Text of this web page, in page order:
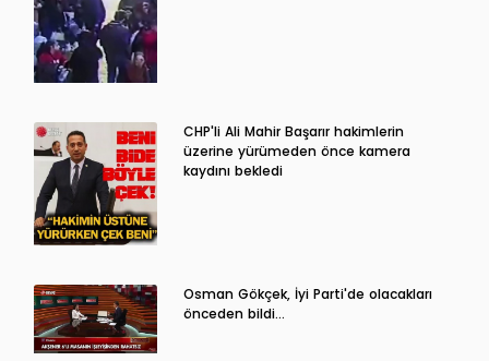
CHP'li Ali Mahir Başarır hakimlerin
üzerine yürümeden önce kamera
kaydını bekledi
Osman Gökçek, İyi Parti'de olacakları
önceden bildi...